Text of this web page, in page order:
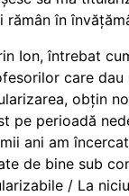
rămân în
Ion, întrebat
care dau
obțin
pe perioadă
ani am
de bine sub
/ La